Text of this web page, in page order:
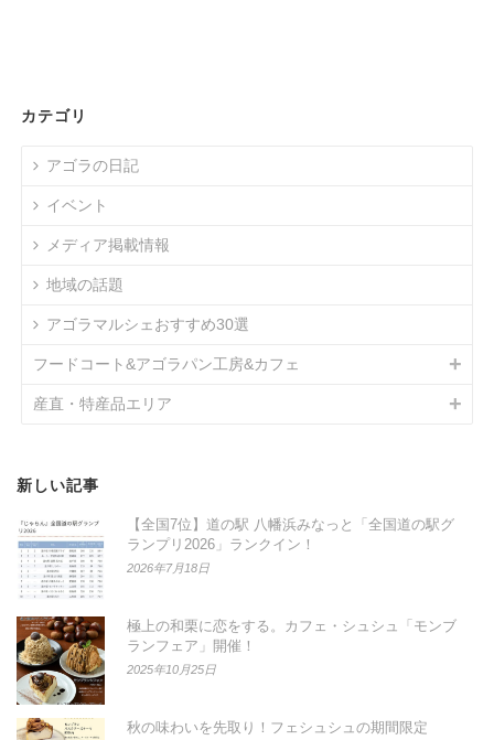
カテゴリ
アゴラの日記
イベント
メディア掲載情報
地域の話題
アゴラマルシェおすすめ30選
フードコート&アゴラパン工房&カフェ
産直・特産品エリア
新しい記事
【全国7位】道の駅 八幡浜みなっと「全国道の駅グ
ランプリ2026」ランクイン！
2026年7月18日
極上の和栗に恋をする。カフェ・シュシュ「モンブ
ランフェア」開催！
2025年10月25日
秋の味わいを先取り！フェシュシュの期間限定